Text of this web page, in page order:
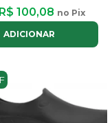
R$ 100,08 no Pix
ADICIONAR